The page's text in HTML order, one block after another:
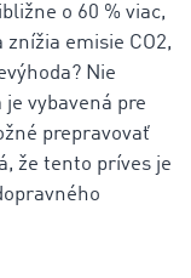
o 60 % viac,
emisie CO2,
Nie
vybavená pre
prepravovať
že tento príves je